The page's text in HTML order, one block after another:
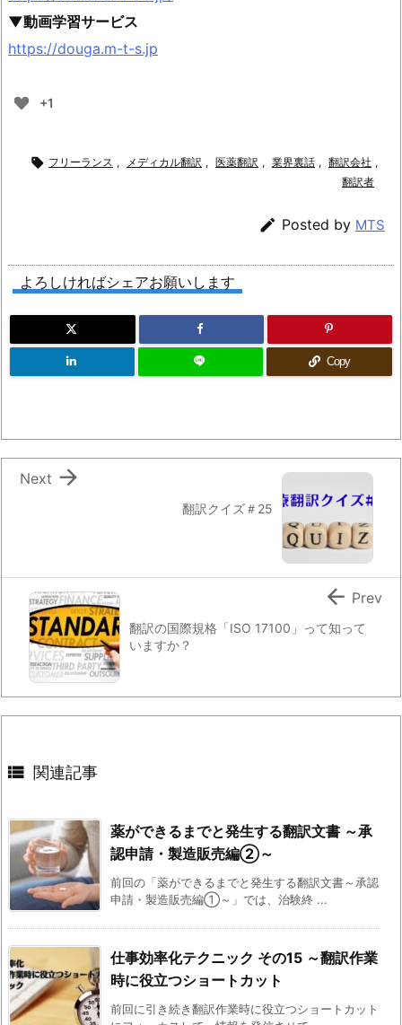
▼動画学習サービス
https://douga.m-t-s.jp
+1
 フリーランス , メディカル翻訳 , 医薬翻訳 , 業界裏話 , 翻訳会社 ,
翻訳者
 Posted by MTS
よろしければシェアお願いします
Copy
翻訳クイズ＃25

Next
翻訳の国際規格「ISO 17100」って知って
いますか？
 Prev
 関連記事
薬ができるまでと発生する翻訳文書 ～承
認申請・製造販売編②～
前回の「薬ができるまでと発生する翻訳文書～承認
申請・製造販売編①～」では、治験終 ...
仕事効率化テクニック その15 ～翻訳作業
時に役立つショートカット
前回に引き続き翻訳作業時に役立つショートカット